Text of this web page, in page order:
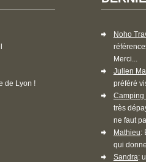
de Lyon !
Noho
Merci...
Julien
préféré
Camping
très
ne faut
Mathieu:
qui
Sandra: